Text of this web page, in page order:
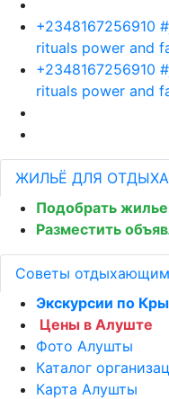
+2348167256910
rituals power and
+2348167256910
rituals power and
ЖИЛЬЁ ДЛЯ
Подобрать
Разместить
Советы отдыхающим
Экскурсии по
Цены в Алуште
Фото Алушты
Каталог
Карта Алушты